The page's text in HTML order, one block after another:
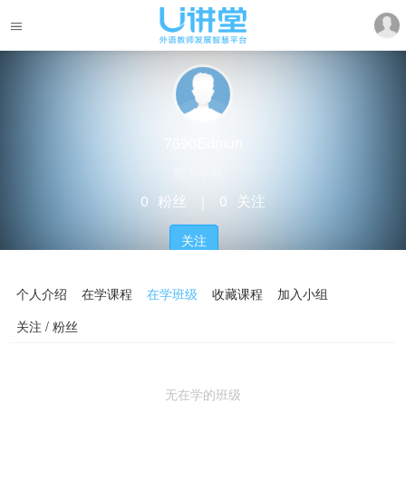
0 粉丝 0 关注
关注
个人介绍 在学课程 在学班级 收藏课程
加入小组
关注 / 粉丝
无在学的班级